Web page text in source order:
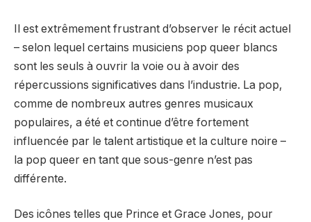
Il est extrêmement frustrant d’observer le récit actuel
– selon lequel certains musiciens pop queer blancs
sont les seuls à ouvrir la voie ou à avoir des
répercussions significatives dans l’industrie. La pop,
comme de nombreux autres genres musicaux
populaires, a été et continue d’être fortement
influencée par le talent artistique et la culture noire –
la pop queer en tant que sous-genre n’est pas
différente.
Des icônes telles que Prince et Grace Jones, pour